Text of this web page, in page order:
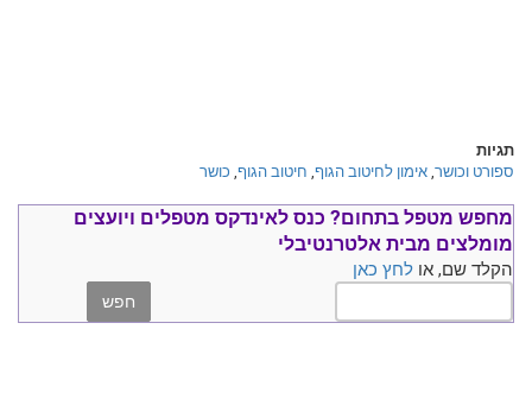
תגיות
ספורט וכושר, אימון לחיטוב הגוף, חיטוב הגוף, כושר
מחפש מטפל בתחום? כנס לאינדקס מטפלים ויועצים
מומלצים מבית אלטרנטיבלי
הקלד שם, או לחץ כאן